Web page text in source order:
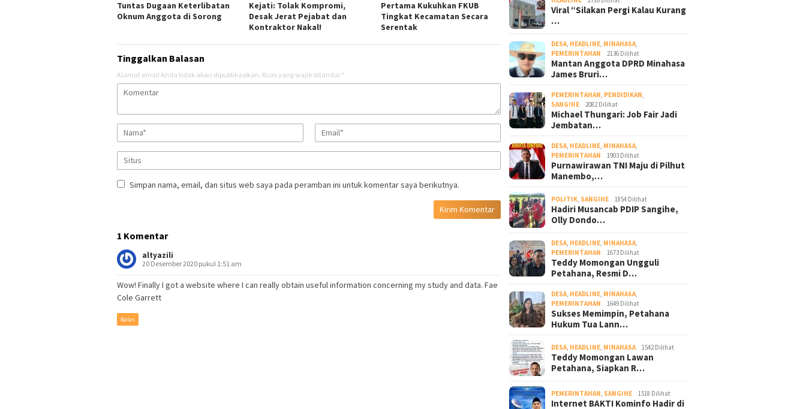
Tuntas Dugaan Keterlibatan
Oknum Anggota di Sorong
Kejati: Tolak Kompromi,
Desak Jerat Pejabat dan
Kontraktor Nakal!
Pertama Kukuhkan FKUB
Tingkat Kecamatan Secara
Serentak
Tinggalkan Balasan
Alamat email Anda tidak akan dipublikasikan. Ruas yang wajib ditandai *
Simpan nama, email, dan situs web saya pada peramban ini untuk komentar saya berikutnya.
1 Komentar
altyazili
20 Desember 2020 pukul 1:51 am
Wow! Finally I got a website where I can really obtain useful information concerning my study and data. Fae
Cole Garrett
Balas
Viral “Silakan Pergi Kalau Kurang
…
DESA, HEADLINE, MINAHASA,
PEMERINTAHAN
2136 Dilihat
Mantan Anggota DPRD Minahasa
James Bruri…
PEMERINTAHAN, PENDIDIKAN,
SANGIHE
2082 Dilihat
Michael Thungari: Job Fair Jadi
Jembatan…
DESA, HEADLINE, MINAHASA,
PEMERINTAHAN
1903 Dilihat
Purnawirawan TNI Maju di Pilhut
Manembo,…
POLITIK, SANGIHE 1854 Dilihat
Hadiri Musancab PDIP Sangihe,
Olly Dondo…
DESA, HEADLINE, MINAHASA,
PEMERINTAHAN
1673 Dilihat
Teddy Momongan Ungguli
Petahana, Resmi D…
DESA, HEADLINE, MINAHASA,
PEMERINTAHAN
1649 Dilihat
Sukses Memimpin, Petahana
Hukum Tua Lann…
DESA, HEADLINE, MINAHASA 1542 Dilihat
Teddy Momongan Lawan
Petahana, Siapkan R…
PEMERINTAHAN, SANGIHE 1518 Dilihat
Internet BAKTI Kominfo Hadir di